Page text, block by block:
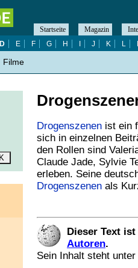
Drogenszenen ist ein
sich in einzelnen
den Rollen sind
Claude Jade, Sylvie
erleben. Seine
Drogenszenen als
Dieser Text
Autoren.
Sein Inhalt steht
Startseite Magazin
D E F G H J K L
Filme